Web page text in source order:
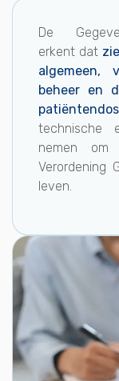
De
erkent dat
algemeen,
beheer en
technische
nemen
Verordening
leven.